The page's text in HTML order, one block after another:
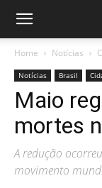
Home Notícias
Notícias Brasil
Maio
mortes
A redução
movimento